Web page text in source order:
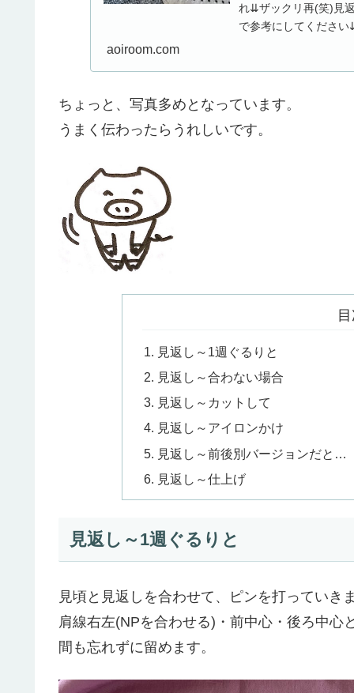
れ⇊ザックリ再(笑)見
で参考にしてくださ
aoiroom.com
ちょっと、写真多めとなっています。
うまく伝わったらうれしいです。
見返し～1週ぐるりと
見返し～合わない場合
見返し～カットして
見返し～アイロンかけ
見返し～前後別バージョンだと…
見返し～仕上げ
見返し～1週ぐるりと
見頃と見返しを合わせて、ピンを打っていき
肩線右左(NPを合わせる)・前中心・後ろ中心
間も忘れずに留めます。